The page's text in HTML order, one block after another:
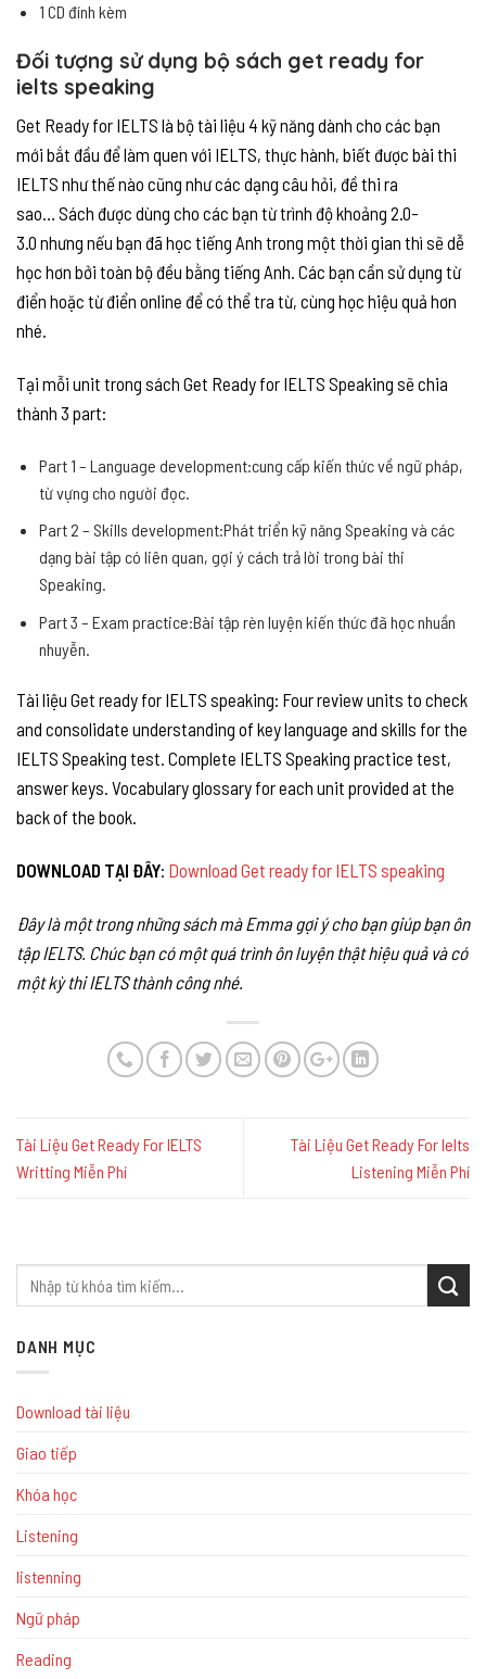
1 CD đính kèm
Đối tượng sử dụng bộ sách get ready for
ielts speaking
Get Ready for IELTS là bộ tài liệu 4 kỹ năng dành cho các bạn
mới bắt đầu để làm quen với IELTS, thực hành, biết được bài thi
IELTS như thế nào cũng như các dạng câu hỏi, đề thi ra
sao… Sách được dùng cho các bạn từ trình độ khoảng 2.0-
3.0 nhưng nếu bạn đã học tiếng Anh trong một thời gian thì sẽ dễ
học hơn bởi toàn bộ đều bằng tiếng Anh. Các bạn cần sử dụng từ
điển hoặc từ điển online để có thể tra từ, cùng học hiệu quả hơn
nhé.
Tại mỗi unit trong sách Get Ready for IELTS Speaking sẽ chia
thành 3 part:
Part 1 – Language development:cung cấp kiến thức về ngữ pháp,
từ vựng cho người đọc.
Part 2 – Skills development:Phát triển kỹ năng Speaking và các
dạng bài tập có liên quan, gợi ý cách trả lời trong bài thi
Speaking.
Part 3 – Exam practice:Bài tập rèn luyện kiến thức đã học nhuần
nhuyễn.
Tài liệu Get ready for IELTS speaking: Four review units to check
and consolidate understanding of key language and skills for the
IELTS Speaking test. Complete IELTS Speaking practice test,
answer keys. Vocabulary glossary for each unit provided at the
back of the book.
DOWNLOAD TẠI ĐÂY: Download Get ready for IELTS speaking
Đây là một trong những sách màEmma gợi ý cho bạn giúp bạn ôn
tập IELTS. Chúc bạn có một quá trình ôn luyện thật hiệu quả và có
một kỳ thi IELTS thành công nhé.
Tài Liệu Get Ready For IELTS
Writting Miễn Phí
Tài Liệu Get Ready For Ielts
Listening Miễn Phí
DANH MỤC
Download tài liệu
Giao tiếp
Khóa học
Listening
listenning
Ngữ pháp
Reading